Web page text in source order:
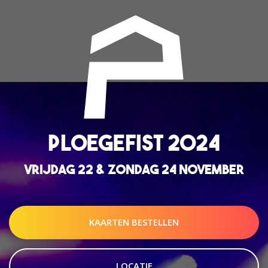
PLOEGEFIST 2024
VRIJDAG 22 & ZONDAG 24 NOVEMBER
KAARTEN BESTELLEN
LOCATIE